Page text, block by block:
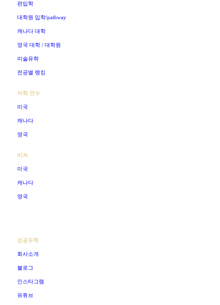
편입학
대학원 입학/pathway
캐나다 대학
영국 대학 / 대학원
미술유학
전공별 랭킹
어학 연수
미국
캐나다
영국
비자
미국
캐나다
영국
성공유학
회사소개
블로그
인스타그램
유튜브